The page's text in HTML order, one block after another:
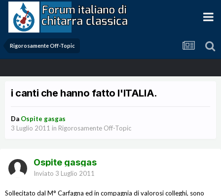
Rigorosamente Off-Topic
i canti che hanno fatto l'ITALIA.
Da Ospite gasgas
3 Luglio 2011 in Rigorosamente Off-Topic
Ospite gasgas
Inviato 3 Luglio 2011
Sollecitato dal M° Carfagna ed in compagnia di valorosi colleghi, sono